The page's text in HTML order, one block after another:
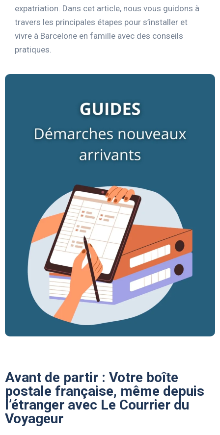
expatriation. Dans cet article, nous vous guidons à
travers les principales étapes pour s’installer et
vivre à Barcelone en famille avec des conseils
pratiques.
Avant de partir : Votre boîte
postale française, même depuis
l’étranger avec Le Courrier du
Voyageur